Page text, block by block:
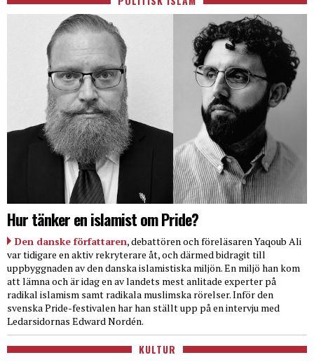
Hur tänker en islamist om Pride?
Den danske författaren, debattören och föreläsaren Yaqoub Ali
var tidigare en aktiv rekryterare åt, och därmed bidragit till
uppbyggnaden av den danska islamistiska miljön. En miljö han kom
att lämna och är idag en av landets mest anlitade experter på
radikal islamism samt radikala muslimska rörelser. Inför den
svenska Pride-festivalen har han ställt upp på en intervju med
Ledarsidornas Edward Nordén.
KULTUR